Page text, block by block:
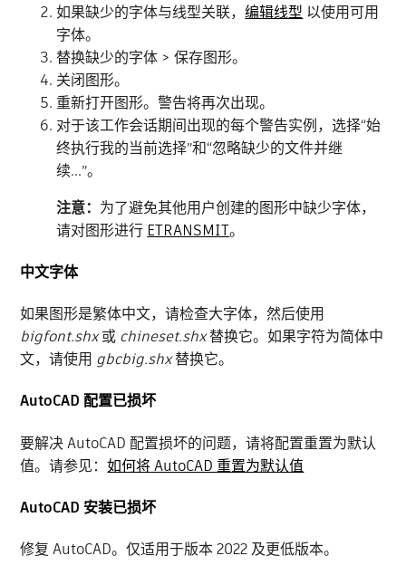
如果缺少的字体与线型关联，编辑线型 以使用可用
字体。
替换缺少的字体 > 保存图形。
关闭图形。
重新打开图形。警告将再次出现。
对于该工作会话期间出现的每个警告实例，选择“始
终执行我的当前选择”和“忽略缺少的文件并继
续...”。
注意： 为了避免其他用户创建的图形中缺少字体，
请对图形进行 ETRANSMIT。
中文字体
如果图形是繁体中文，请检查大字体，然后使用
bigfont.shx或 chineset.shx替换它。如果字符为简体中
文，请使用 gbcbig.shx替换它。
AutoCAD 配置已损坏
要解决 AutoCAD 配置损坏的问题，请将配置重置为默认
值。请参见：如何将 AutoCAD 重置为默认值
AutoCAD 安装已损坏
修复 AutoCAD。仅适用于版本 2022 及更低版本。